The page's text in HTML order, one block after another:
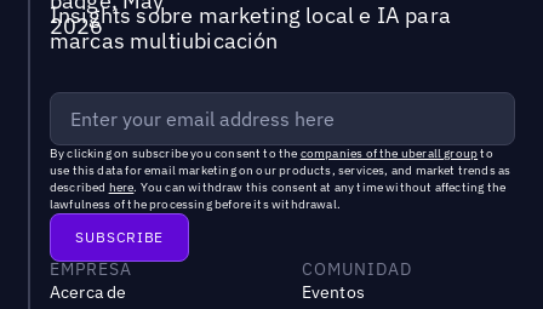
Insights sobre marketing local e IA para
marcas multiubicación
By clicking on subscribe you consent to the companies of the uberall groupto
use this data for email marketing on our products, services, and market trends as
described here. You can withdraw this consent at any time without affecting the
lawfulness of the processing before its withdrawal.
EMPRESA
Acerca de
COMUNIDAD
Eventos